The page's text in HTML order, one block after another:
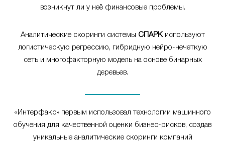
возникнут ли у неё финансовые проблемы.
Аналитические скоринги системы СПАРКиспользуют
логистическую регрессию, гибридную нейро-нечеткую
сеть и многофакторную модель на основе бинарных
деревьев.
«Интерфакс» первым использовал технологии машинного
обучения для качественной оценки бизнес-рисков, создав
уникальные аналитические скоринги компаний